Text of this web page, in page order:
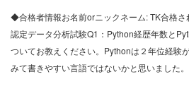
◆合格者情報お名前orニックネーム: TK合格さ
認定データ分析試験Q1：Python経歴年数と
ついてお教えください。Pythonは２年位経験
みて書きやすい言語ではないかと思いました